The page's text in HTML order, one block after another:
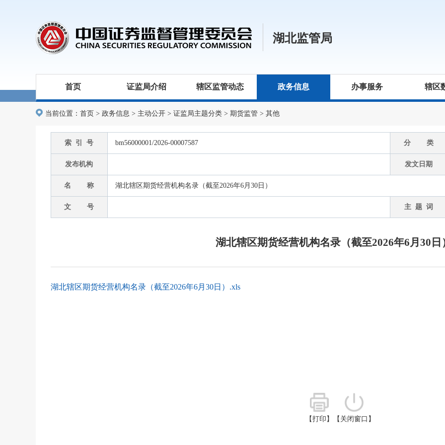
湖北监管局
首页 证监局介绍 辖区监管动态 政务信息 办事服务 辖区
当前位置： 首页 > 政务信息 > 主动公开 > 证监局主题分类 > 期货监管 > 其他
索 引 号 bm56000001/2026-00007587 分 类
发布机构 发文日期
名 称 湖北辖区期货经营机构名录（截至2026年6月30日）
文 号 主 题 词
湖北辖区期货经营机构名录（截至2026年6月30日
湖北辖区期货经营机构名录（截至2026年6月30日）.xls
【打印】 【关闭窗口】